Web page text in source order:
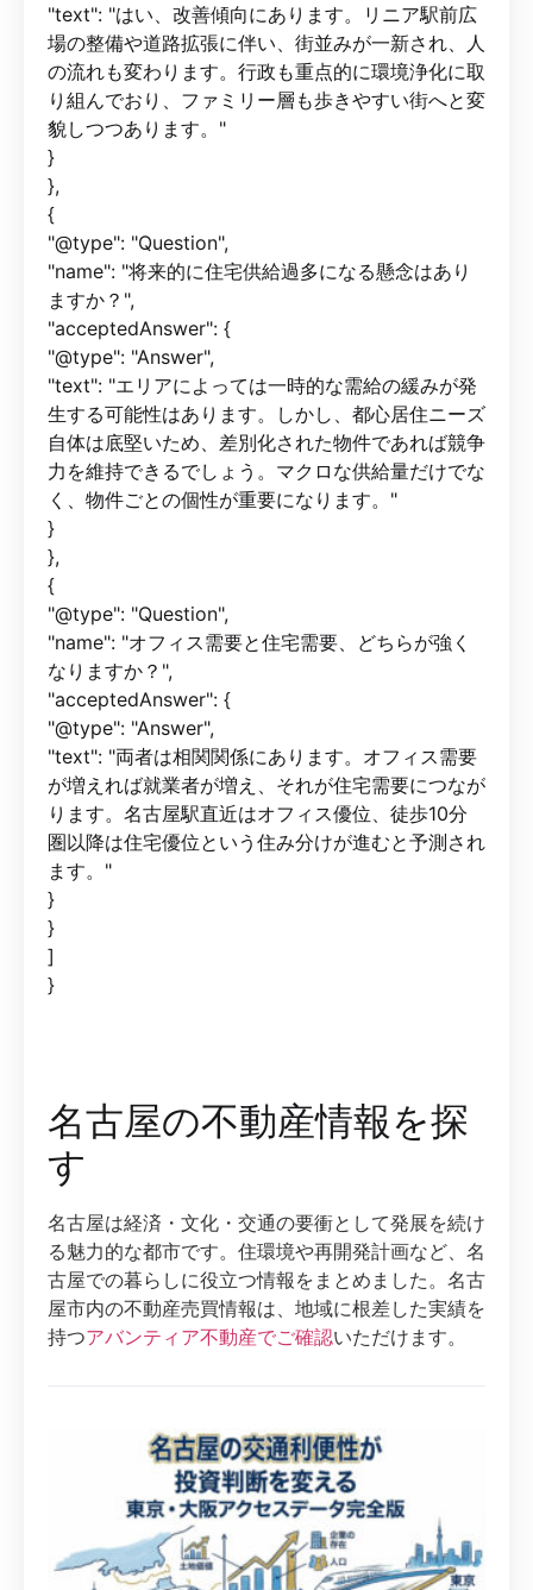
"text": "はい、改善傾向にあります。リニア駅前広
場の整備や道路拡張に伴い、街並みが一新され、人
の流れも変わります。行政も重点的に環境浄化に取
り組んでおり、ファミリー層も歩きやすい街へと変
貌しつつあります。"
}
},
{
"@type": "Question",
"name": "将来的に住宅供給過多になる懸念はあり
ますか？",
"acceptedAnswer": {
"@type": "Answer",
"text": "エリアによっては一時的な需給の緩みが発
生する可能性はあります。しかし、都心居住ニーズ
自体は底堅いため、差別化された物件であれば競争
力を維持できるでしょう。マクロな供給量だけでな
く、物件ごとの個性が重要になります。"
}
},
{
"@type": "Question",
"name": "オフィス需要と住宅需要、どちらが強く
なりますか？",
"acceptedAnswer": {
"@type": "Answer",
"text": "両者は相関関係にあります。オフィス需要
が増えれば就業者が増え、それが住宅需要につなが
ります。名古屋駅直近はオフィス優位、徒歩10分
圏以降は住宅優位という住み分けが進むと予測され
ます。"
}
}
]
}
名古屋の不動産情報を探
す
名古屋は経済・文化・交通の要衝として発展を続け
る魅力的な都市です。住環境や再開発計画など、名
古屋での暮らしに役立つ情報をまとめました。名古
屋市内の不動産売買情報は、地域に根差した実績を
持つアバンティア不動産でご確認いただけます。